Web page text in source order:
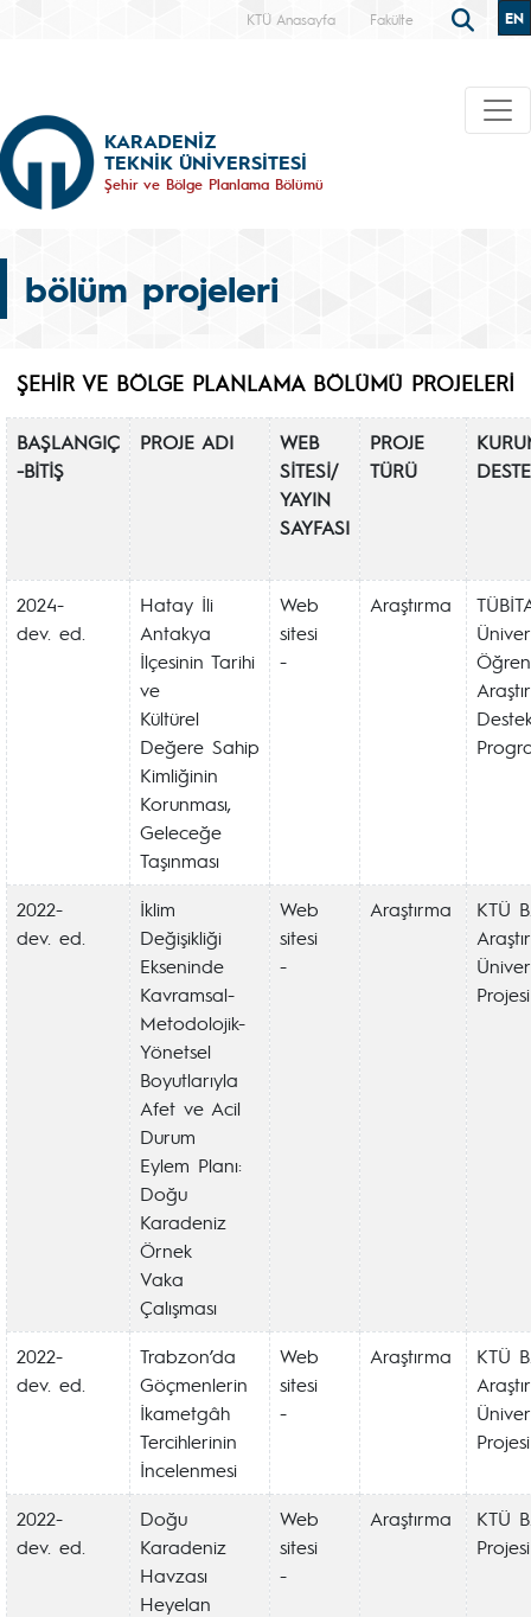
KTÜ Anasayfa Fakülte EN
KARADENİZ
TEKNİK ÜNİVERSİTESİ
Şehir ve Bölge Planlama Bölümü
bölüm projeleri
ŞEHİR VE BÖLGE PLANLAMA BÖLÜMÜ PROJELERİ
BAŞLANGIÇ
-BİTİŞ
PROJE ADI
WEB
SİTESİ/
YAYIN
SAYFASI
PROJE
TÜRÜ
2024-
dev. ed.
Hatay İli
Antakya
İlçesinin Tarihi
ve
Kültürel
Değere Sahip
Kimliğinin
Korunması,
Geleceğe
Taşınması
Web
sitesi
-
Araştırma
2022-
dev. ed.
İklim
Değişikliği
Ekseninde
Kavramsal-
Metodolojik-
Yönetsel
Boyutlarıyla
Afet ve Acil
Durum
Eylem Planı:
Doğu
Karadeniz
Örnek
Vaka
Çalışması
Web
sitesi
-
Araştırma
KTÜ
Projesi
2022-
dev. ed.
Trabzon’da
Göçmenlerin
İkametgâh
Tercihlerinin
İncelenmesi
Web
sitesi
-
Araştırma
KTÜ
Projesi
2022-
dev. ed.
Doğu
Karadeniz
Havzası
Heyelan
Web
sitesi
-
Araştırma
KTÜ
Projesi